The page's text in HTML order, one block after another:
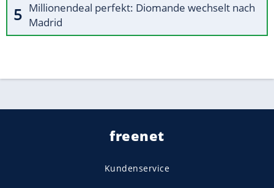
Millionendeal perfekt: Diomande wechselt nach
Madrid
freenet
Kundenservice